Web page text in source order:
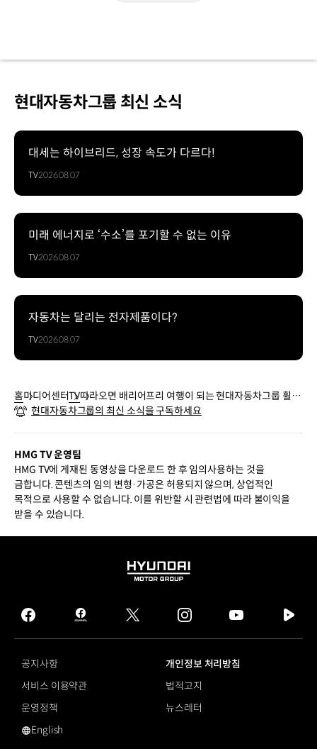
현대자동차그룹 최신 소식
대세는 하이브리드, 성장 속도가 다르다!
TV2026.08.07
미래 에너지로 ‘수소’를 포기할 수 없는 이유
TV2026.08.07
자동차는 달리는 전자제품이다?
TV2026.08.07
홈미디어센터TV따라오면 배리어프리 여행이 되는 현대자동차그룹 휠셰
어 배리어 프리뷰 부산여행 2편
현대자동차그룹의 최신 소식을 구독하세요
HMG TV 운영팀
HMG TV에 게재된 동영상을 다운로드 한 후 임의사용하는 것을
금합니다. 콘텐츠의 임의 변형·가공은 허용되지 않으며, 상업적인
목적으로 사용할 수 없습니다. 이를 위반할 시 관련법에 따라 불이익을
받을 수 있습니다.
HYUNDAI
GROUP
facebook
hmg
journal
twitter instagram
tv
공지사항
개인정보 처리방침
서비스 이용약관
법적고지
운영정책
뉴스레터
영문 사이트로 이동
English